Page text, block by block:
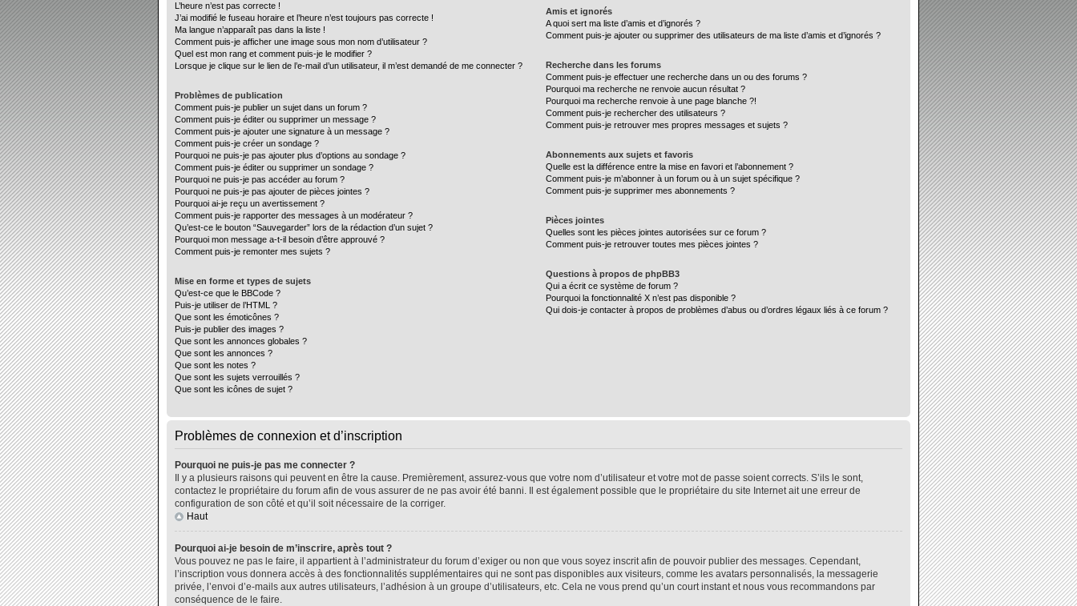
L’heure n’est pas correcte !
J’ai modifié le fuseau horaire et l’heure n’est toujours pas correcte !
Ma langue n’apparaît pas dans la liste !
Comment puis-je afficher une image sous mon nom d’utilisateur ?
Quel est mon rang et comment puis-je le modifier ?
Lorsque je clique sur le lien de l’e-mail d’un utilisateur, il m’est demandé de me connecter ?
Problèmes de publication
Comment puis-je publier un sujet dans un forum ?
Comment puis-je éditer ou supprimer un message ?
Comment puis-je ajouter une signature à un message ?
Comment puis-je créer un sondage ?
Pourquoi ne puis-je pas ajouter plus d’options au sondage ?
Comment puis-je éditer ou supprimer un sondage ?
Pourquoi ne puis-je pas accéder au forum ?
Pourquoi ne puis-je pas ajouter de pièces jointes ?
Pourquoi ai-je reçu un avertissement ?
Comment puis-je rapporter des messages à un modérateur ?
Qu’est-ce le bouton “Sauvegarder” lors de la rédaction d’un sujet ?
Pourquoi mon message a-t-il besoin d’être approuvé ?
Comment puis-je remonter mes sujets ?
Mise en forme et types de sujets
Qu’est-ce que le BBCode ?
Puis-je utiliser de l’HTML ?
Que sont les émoticônes ?
Puis-je publier des images ?
Que sont les annonces globales ?
Que sont les annonces ?
Que sont les notes ?
Que sont les sujets verrouillés ?
Que sont les icônes de sujet ?
Amis et ignorés
A quoi sert ma liste d’amis et d’ignorés ?
Comment puis-je ajouter ou supprimer des utilisateurs de ma liste d’amis et d’ignorés ?
Recherche dans les forums
Comment puis-je effectuer une recherche dans un ou des forums ?
Pourquoi ma recherche ne renvoie aucun résultat ?
Pourquoi ma recherche renvoie à une page blanche ?!
Comment puis-je rechercher des utilisateurs ?
Comment puis-je retrouver mes propres messages et sujets ?
Abonnements aux sujets et favoris
Quelle est la différence entre la mise en favori et l’abonnement ?
Comment puis-je m’abonner à un forum ou à un sujet spécifique ?
Comment puis-je supprimer mes abonnements ?
Pièces jointes
Quelles sont les pièces jointes autorisées sur ce forum ?
Comment puis-je retrouver toutes mes pièces jointes ?
Questions à propos de phpBB3
Qui a écrit ce système de forum ?
Pourquoi la fonctionnalité X n’est pas disponible ?
Qui dois-je contacter à propos de problèmes d’abus ou d’ordres légaux liés à ce forum ?
Problèmes de connexion et d’inscription
Pourquoi ne puis-je pas me connecter ?
Il y a plusieurs raisons qui peuvent en être la cause. Premièrement, assurez-vous que votre nom d’utilisateur et votre mot de passe soient corrects. S’ils le sont,
contactez le propriétaire du forum afin de vous assurer de ne pas avoir été banni. Il est également possible que le propriétaire du site Internet ait une erreur de
configuration de son côté et qu’il soit nécessaire de la corriger.
Haut
Pourquoi ai-je besoin de m’inscrire, après tout ?
Vous pouvez ne pas le faire, il appartient à l’administrateur du forum d’exiger ou non que vous soyez inscrit afin de pouvoir publier des messages. Cependant,
l’inscription vous donnera accès à des fonctionnalités supplémentaires qui ne sont pas disponibles aux visiteurs, comme les avatars personnalisés, la messagerie
privée, l’envoi d’e-mails aux autres utilisateurs, l’adhésion à un groupe d’utilisateurs, etc. Cela ne vous prend qu’un court instant et nous vous recommandons par
conséquence de le faire.